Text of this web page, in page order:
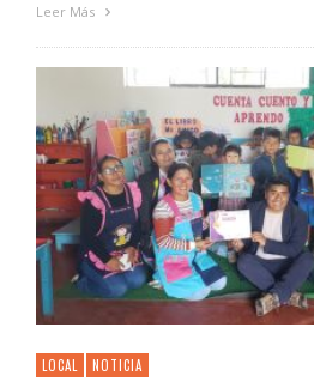
Leer Más
LOCAL NOTICIA